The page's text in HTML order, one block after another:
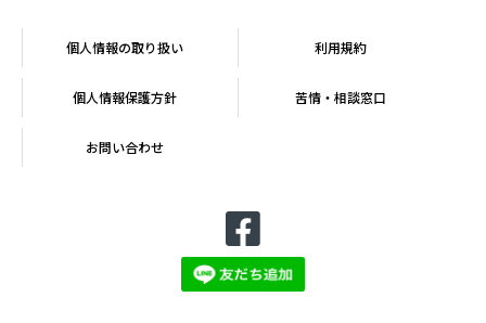
個人情報の取り扱い 利用規約
個人情報保護方針 苦情・相談窓口
お問い合わせ